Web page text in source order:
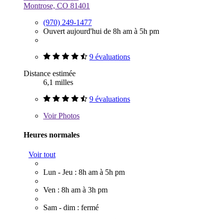
Montrose, CO 81401
(970) 249-1477
Ouvert aujourd'hui de 8h am à 5h pm
9 évaluations
Distance estimée
6,1 milles
9 évaluations
VoirPhotos
Heures normales
Voir tout
Lun - Jeu : 8h am à 5h pm
Ven : 8h am à 3h pm
Sam - dim : fermé